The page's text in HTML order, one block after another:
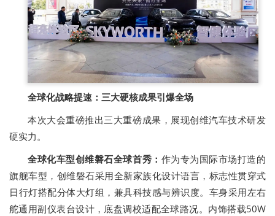
全球化战略提速：三大硬核成果引爆全场
本次大会重磅推出三大重磅成果，展现创维汽车技术研发
硬实力。
全球化车型创维磐石全球首秀： 作为专为国际市场打造的
旗舰车型，创维磐石采用全新家族化设计语言，标志性贯穿式
日行灯搭配分体大灯组，兼具科技感与辨识度。车身采用左右
舵通用副仪表台设计，底盘调校适配全球路况。内饰搭载50W